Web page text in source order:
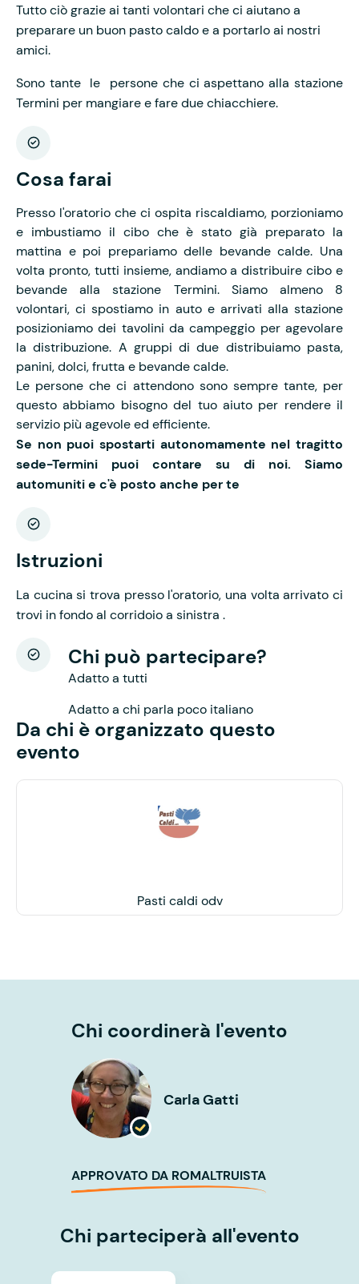
Tutto ciò grazie ai tanti volontari che ci aiutano a
preparare un buon pasto caldo e a portarlo ai nostri
amici.
Sono tante le persone che ci aspettano alla stazione
Termini per mangiare e fare due chiacchiere.
Cosa farai
Presso l'oratorio che ci ospita riscaldiamo, porzioniamo
e imbustiamo il cibo che è stato già preparato la
mattina e poi prepariamo delle bevande calde. Una
volta pronto, tutti insieme, andiamo a distribuire cibo e
bevande alla stazione Termini. Siamo almeno 8
volontari, ci spostiamo in auto e arrivati alla stazione
posizioniamo dei tavolini da campeggio per agevolare
la distribuzione. A gruppi di due distribuiamo pasta,
panini, dolci, frutta e bevande calde.
Le persone che ci attendono sono sempre tante, per
questo abbiamo bisogno del tuo aiuto per rendere il
servizio più agevole ed efficiente.
Se non puoi spostarti autonomamente nel tragitto
sede-Termini puoi contare su di noi. Siamo
automuniti e c'è posto anche per te
Istruzioni
La cucina si trova presso l'oratorio, una volta arrivato ci
trovi in fondo al corridoio a sinistra .
Chi può partecipare?
Adatto a tutti
Adatto a chi parla poco italiano
Da chi è organizzato questo
evento
Pasti caldi odv
Chi coordinerà l'evento
Carla Gatti
APPROVATO DA ROMALTRUISTA
Chi parteciperà all'evento